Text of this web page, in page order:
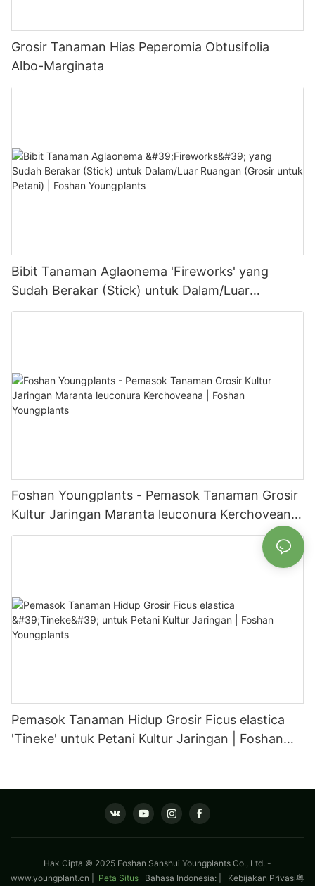
Grosir Tanaman Hias Peperomia Obtusifolia
Albo-Marginata
Bibit Tanaman Aglaonema 'Fireworks' yang
Sudah Berakar (Stick) untuk Dalam/Luar
Ruangan (Grosir untuk Petani) | Foshan
Foshan Youngplants - Pemasok Tanaman Grosir
Kultur Jaringan Maranta leuconura Kerchoveana
| Foshan Youngplants
Pemasok Tanaman Hidup Grosir Ficus elastica
'Tineke' untuk Petani Kultur Jaringan | Foshan
Hak Cipta © 2025 Foshan Sanshui Youngplants Co., Ltd. -
www.youngplant.cn
Peta Situs Bahasa Indonesia: | Kebijakan Privasi粤